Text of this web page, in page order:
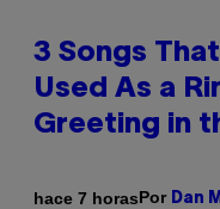
3 Songs
Used As a
Greeting in
hace 7 horasPor Dan